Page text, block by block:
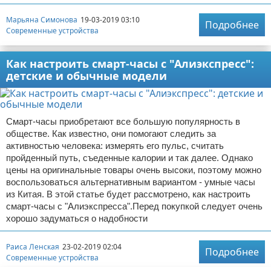
Марьяна Симонова 19-03-2019 03:10
Современные устройства
Подробнее
Как настроить смарт-часы с "Алиэкспресс":
детские и обычные модели
Смарт-часы приобретают все большую популярность в
обществе. Как известно, они помогают следить за
активностью человека: измерять его пульс, считать
пройденный путь, съеденные калории и так далее. Однако
цены на оригинальные товары очень высоки, поэтому можно
воспользоваться альтернативным вариантом - умные часы
из Китая. В этой статье будет рассмотрено, как настроить
смарт-часы с "Алиэкспресса".Перед покупкой следует очень
хорошо задуматься о надобности
Раиса Ленская 23-02-2019 02:04
Современные устройства
Подробнее